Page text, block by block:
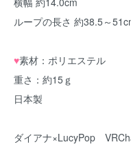
ループの長さ 約38.5～
♥素材：ポリエステル
重さ：約15ｇ
日本製
ダイアナ×LucyPop